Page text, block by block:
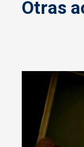
Otras